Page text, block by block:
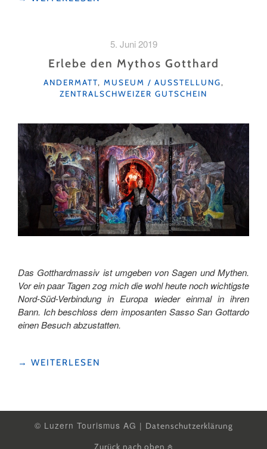
5. Juni 2019
Erlebe den Mythos Gotthard
KATEGORIEN
ANDERMATT, MUSEUM / AUSSTELLUNG,
ZENTRALSCHWEIZER GUTSCHEIN
Das Gotthardmassiv ist umgeben von Sagen und Mythen.
Vor ein paar Tagen zog mich die wohl heute noch wichtigste
Nord-Süd-Verbindung in Europa wieder einmal in ihren
Bann. Ich beschloss dem imposanten Sasso San Gottardo
einen Besuch abzustatten.
"ERLEBE
→ WEITERLESEN
© Luzern Tourismus AG | Datenschutzerklärung
Zurück nach oben